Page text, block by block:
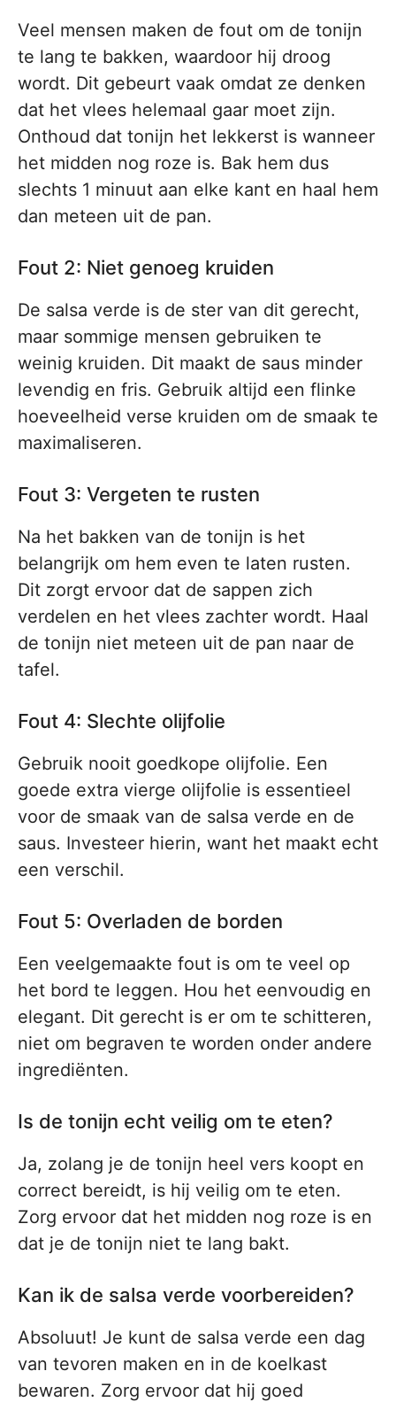
Veel mensen maken de fout om de tonijn
te lang te bakken, waardoor hij droog
wordt. Dit gebeurt vaak omdat ze denken
dat het vlees helemaal gaar moet zijn.
Onthoud dat tonijn het lekkerst is wanneer
het midden nog roze is. Bak hem dus
slechts 1 minuut aan elke kant en haal hem
dan meteen uit de pan.
Fout 2: Niet genoeg kruiden
De salsa verde is de ster van dit gerecht,
maar sommige mensen gebruiken te
weinig kruiden. Dit maakt de saus minder
levendig en fris. Gebruik altijd een flinke
hoeveelheid verse kruiden om de smaak te
maximaliseren.
Fout 3: Vergeten te rusten
Na het bakken van de tonijn is het
belangrijk om hem even te laten rusten.
Dit zorgt ervoor dat de sappen zich
verdelen en het vlees zachter wordt. Haal
de tonijn niet meteen uit de pan naar de
tafel.
Fout 4: Slechte olijfolie
Gebruik nooit goedkope olijfolie. Een
goede extra vierge olijfolie is essentieel
voor de smaak van de salsa verde en de
saus. Investeer hierin, want het maakt echt
een verschil.
Fout 5: Overladen de borden
Een veelgemaakte fout is om te veel op
het bord te leggen. Hou het eenvoudig en
elegant. Dit gerecht is er om te schitteren,
niet om begraven te worden onder andere
ingrediënten.
Is de tonijn echt veilig om te eten?
Ja, zolang je de tonijn heel vers koopt en
correct bereidt, is hij veilig om te eten.
Zorg ervoor dat het midden nog roze is en
dat je de tonijn niet te lang bakt.
Kan ik de salsa verde voorbereiden?
Absoluut! Je kunt de salsa verde een dag
van tevoren maken en in de koelkast
bewaren. Zorg ervoor dat hij goed